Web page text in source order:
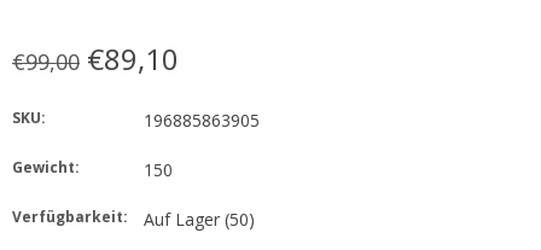
€99,00 €89,10
SKU: 196885863905
Gewicht: 150
Verfügbarkeit: Auf Lager(50)